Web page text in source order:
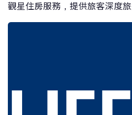
觀星住房服務，提供旅客深度旅